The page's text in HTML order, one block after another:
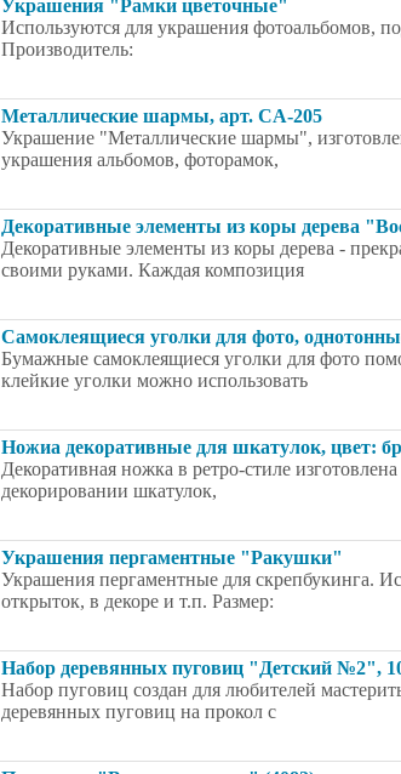
Украшения "Рамки цветочные"
Используются для украшения фотоальбомов,
Производитель:
Металлические шармы, арт. CА-205
Украшение "Металлические шармы",
украшения альбомов, фоторамок,
Декоративные элементы из коры дерева
Декоративные элементы из коры дерева -
своими руками. Каждая композиция
Самоклеящиеся уголки для фото,
Бумажные самоклеящиеся уголки для фото
клейкие уголки можно использовать
Ножиа декоративные для шкатулок, цвет:
Декоративная ножка в ретро-стиле
декорировании шкатулок,
Украшения пергаментные "Ракушки"
Украшения пергаментные для скрепбукинга.
открыток, в декоре и т.п. Размер:
Набор деревянных пуговиц "Детский №2",
Набор пуговиц создан для любителей
деревянных пуговиц на прокол с